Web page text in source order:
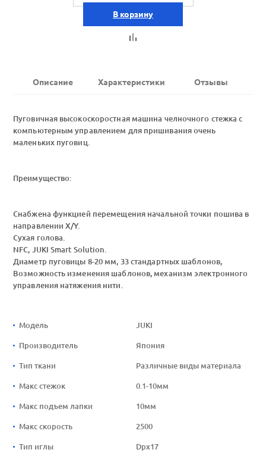
В корзину
Описание Характеристики Отзывы
Пуговичная высокоскоростная машина челночного стежка с
компьютерным управлением для пришивания очень
маленьких пуговиц.
Преимущество:
Снабжена функцией перемещения начальной точки пошива в
направлении X/Y.
Сухая голова.
NFC, JUKI Smart Solution.
Диаметр пуговицы 8-20 мм, 33 стандартных шаблонов,
Возможность изменения шаблонов, механизм электронного
управления натяжения нити.
Модель JUKI
Производитель Япония
Тип ткани Различные виды материала
Макс стежок 0.1-10мм
Макс подъем лапки 10мм
Макс скорость 2500
Тип иглы Dрх17